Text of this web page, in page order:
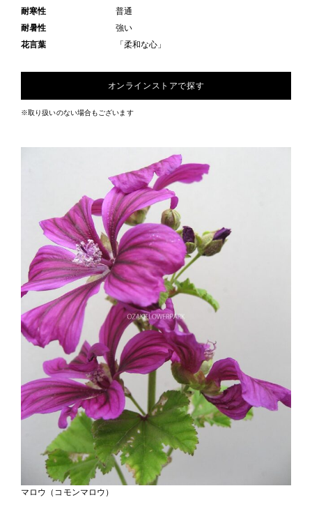
耐寒性
普通
耐暑性
強い
花言葉
「柔和な心」
オンラインストアで探す
※取り扱いのない場合もございます
マロウ（コモンマロウ）